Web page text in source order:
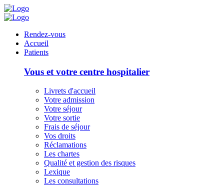
Rendez-vous
Accueil
Patients
Vous et votre centre hospitalier
Livrets d'accueil
Votre admission
Votre séjour
Votre sortie
Frais de séjour
Vos droits
Réclamations
Les chartes
Qualité et gestion des risques
Lexique
Les consultations
Panneau de gestion des cookies